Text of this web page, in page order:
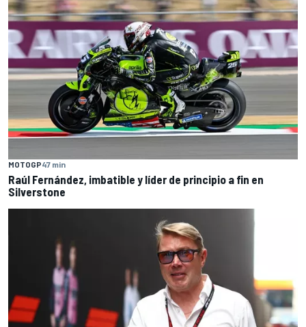
MOTOGP47 min
Raúl Fernández, imbatible y líder de principio a fin en
Silverstone